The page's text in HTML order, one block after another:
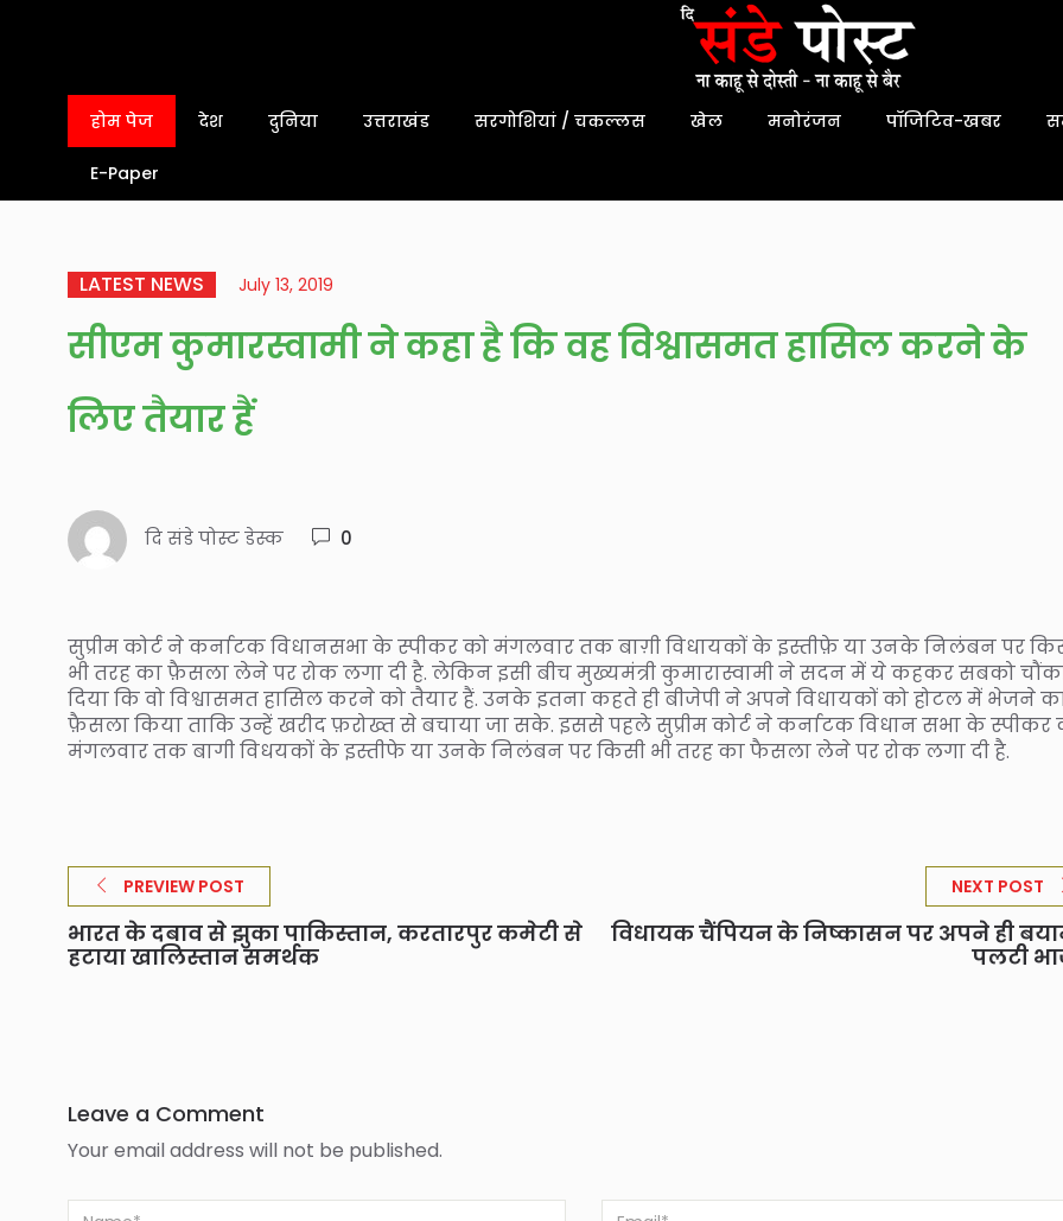
होम पेज देश दुनिया उत्तराखंड सरगोशियां / चकल्लस खेल मनोरंजन पॉजिटिव-खबर
E-Paper
LATEST NEWS July 13, 2019
सीएम कुमारस्वामी ने कहा है कि वह विश्वासमत हासिल करने के
लिए तैयार हैं
दि संडे पोस्ट डेस्क 0
सुप्रीम कोर्ट ने कर्नाटक विधानसभा के स्पीकर को मंगलवार तक बाग़ी विधायकों के इस्तीफ़े या उनके निलंबन पर
भी तरह का फ़ैसला लेने पर रोक लगा दी है. लेकिन इसी बीच मुख्यमंत्री कुमारास्वामी ने सदन में ये कहकर सबको
दिया कि वो विश्वासमत हासिल करने को तैयार हैं. उनके इतना कहते ही बीजेपी ने अपने विधायकों को होटल में भेजने
फ़ैसला किया ताकि उन्हें खरीद फ़रोख्त से बचाया जा सके. इससे पहले सुप्रीम कोर्ट ने कर्नाटक विधान सभा के स्पीकर
मंगलवार तक बागी विधयकों के इस्तीफे या उनके निलंबन पर किसी भी तरह का फैसला लेने पर रोक लगा दी है.
PREVIEW POST
भारत के दबाव से झुका पाकिस्तान, करतारपुर कमेटी से
हटाया खालिस्तान समर्थक
NEXT POST
विधायक चैंपियन के निष्कासन पर अपने ही
पलटी
Leave a Comment
Your email address will not be published.